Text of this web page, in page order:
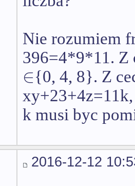
Nie rozumiem
396=4*9*11. Z
∈{0, 4, 8}. Z
k musi byc
2016-12-12